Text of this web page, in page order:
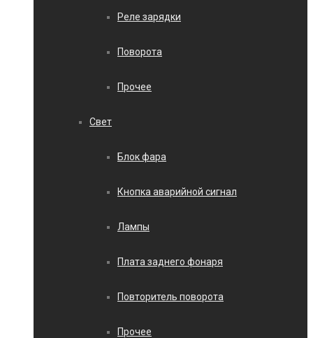
Реле зарядки
Поворота
Прочее
Свет
Блок фара
Кнопка аварийной сигнал
Лампы
Плата заднего фонаря
Повторитель поворота
Прочее